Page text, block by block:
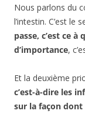
Nous parlons du
l’intestin. C’est le
passe, c’est ce
d’importance,
Et la deuxième
c’est-à-dire les
sur la façon dont